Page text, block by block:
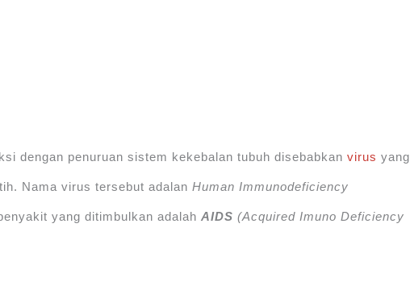
dengan penuruan sistem kekebalan tubuh disebabkanvirus yang
Nama virus tersebut adalanHuman Immunodeficiency
yang ditimbulkan adalahAIDS (Acquired Imuno Deficiency